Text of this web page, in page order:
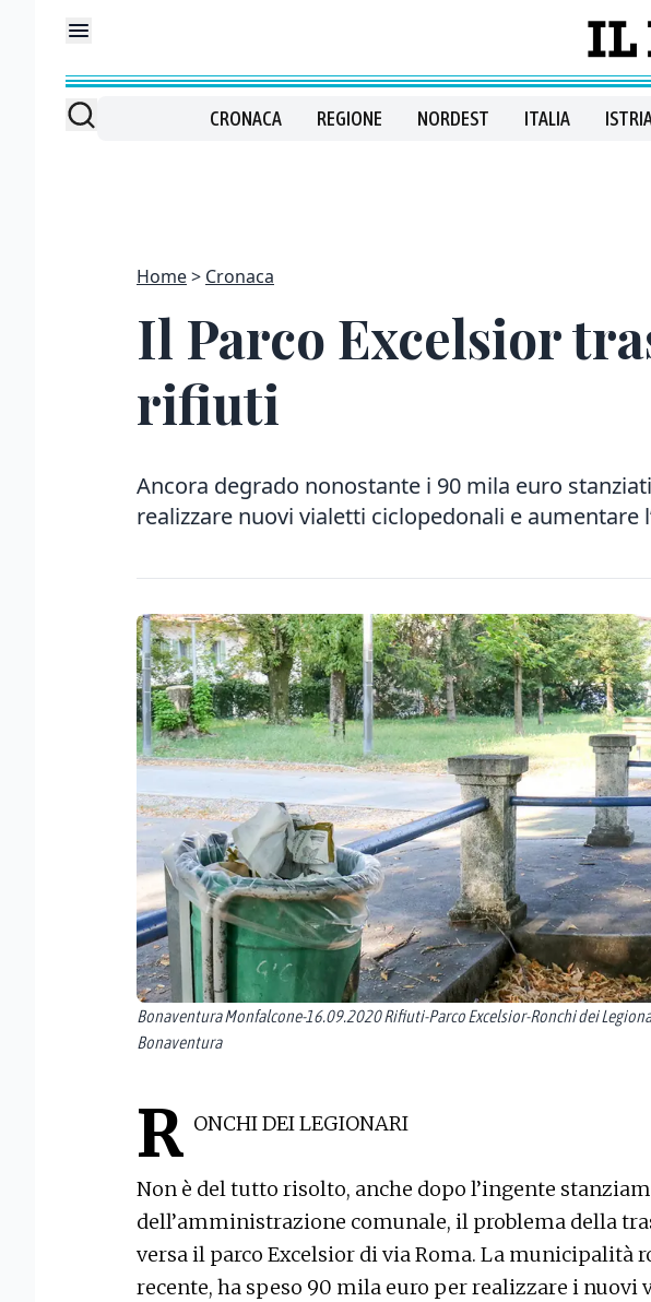
CRONACA REGIONE NORDEST ITALIA
Home Cronaca
Il Parco Excelsior
rifiuti
Ancora degrado nonostante i 90 mila euro
realizzare nuovi vialetti ciclopedonali e aumentare
Bonaventura Monfalcone-16.09.2020 Rifiuti-Parco Excelsior-Ronchi dei
Bonaventura
R ONCHI DEI LEGIONARI
Non è del tutto risolto, anche dopo l’ingente
dell’amministrazione comunale, il problema della
versa il parco Excelsior di via Roma. La municipalità
recente, ha speso 90 mila euro per realizzare i nuovi